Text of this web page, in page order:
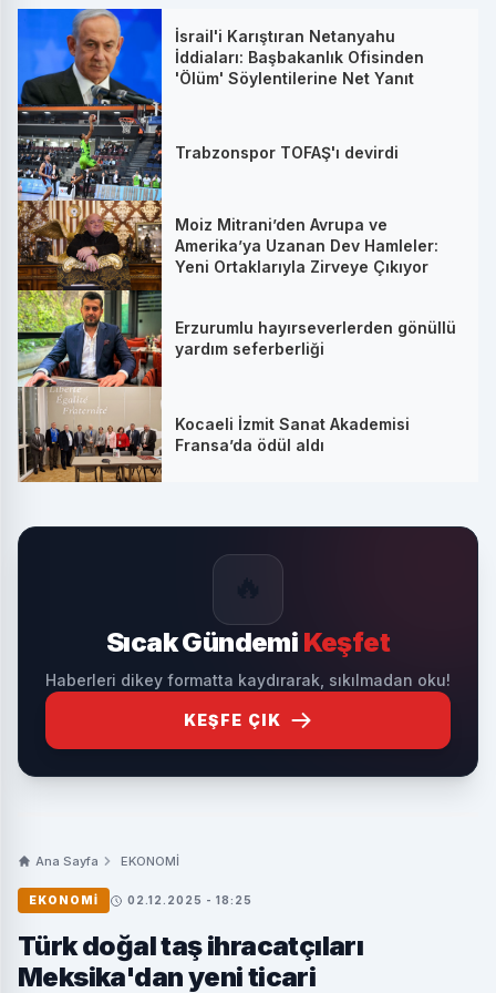
İsrail'i Karıştıran Netanyahu
İddiaları: Başbakanlık Ofisinden
'Ölüm' Söylentilerine Net Yanıt
Trabzonspor TOFAŞ'ı devirdi
Moiz Mitrani’den Avrupa ve
Amerika’ya Uzanan Dev Hamleler:
Yeni Ortaklarıyla Zirveye Çıkıyor
Erzurumlu hayırseverlerden gönüllü
yardım seferberliği
Kocaeli İzmit Sanat Akademisi
Fransa’da ödül aldı
Sıcak Gündemi Keşfet
Haberleri dikey formatta kaydırarak, sıkılmadan oku!
KEŞFE ÇIK
Ana Sayfa EKONOMİ
EKONOMİ 02.12.2025 - 18:25
Türk doğal taş ihracatçıları
Meksika'dan yeni ticari